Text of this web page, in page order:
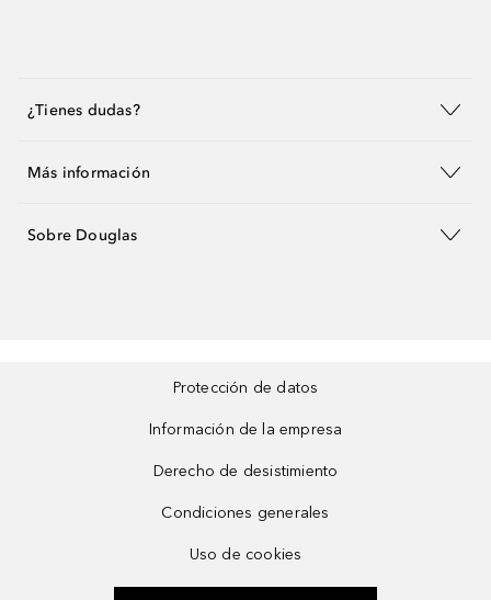
¿Tienes dudas?
Más información
Sobre Douglas
Protección de datos
Información de la empresa
Derecho de desistimiento
Condiciones generales
Uso de cookies